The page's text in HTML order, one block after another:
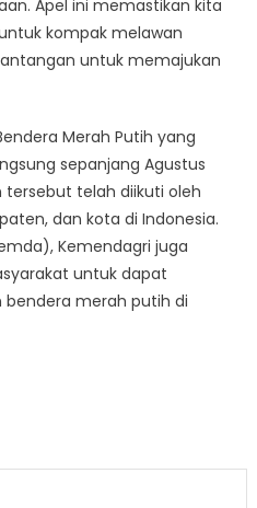
Apel ini memastikan kita
kompak melawan
untuk memajukan
Merah Putih yang
sepanjang Agustus
tersebut telah diikuti oleh
dan kota di Indonesia.
Kemendagri juga
untuk dapat
merah putih di